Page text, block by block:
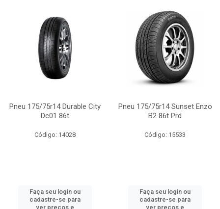
Pneu 175/75r14 Durable City
Dc01 86t
Código: 14028
Faça seu login ou
cadastre-se para
ver preços e
Pneu 175/75r14 Sunset Enzo
B2 86t Prd
Código: 15533
Faça seu login ou
cadastre-se para
ver preços e